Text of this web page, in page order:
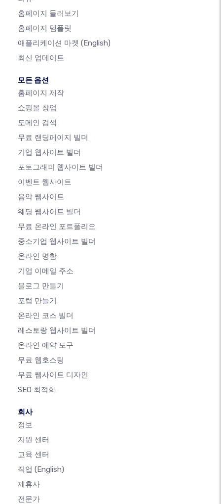
홈페이지 둘러보기
홈페이지 템플릿
애플리케이션 마켓 (English)
최신 업데이트
모든 옵션
홈페이지 제작
쇼핑몰 창업
도메인 검색
무료 랜딩페이지 빌더
기업 웹사이트 빌더
포토그래피 웹사이트 빌더
이벤트 웹사이트
음악 웹사이트
웨딩 웹사이트 빌더
무료 온라인 포트폴리오
중소기업 웹사이트 빌더
온라인 명함
기업 이메일 주소
블로그 만들기
포럼 만들기
온라인 코스 빌더
레스토랑 웹사이트 빌더
온라인 예약 도구
무료 웹호스팅
무료 웹사이트 디자인
SEO 최적화
회사
정보
지원 센터
교육 센터
직업 (English)
제휴사
전문가